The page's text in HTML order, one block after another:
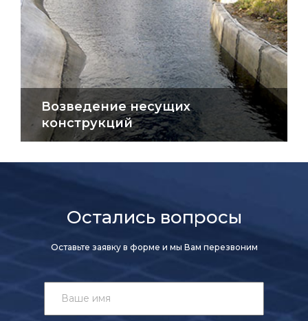
Возведение несущих
конструкций
Остались вопросы
Оставьте заявку в форме и мы Вам перезвоним